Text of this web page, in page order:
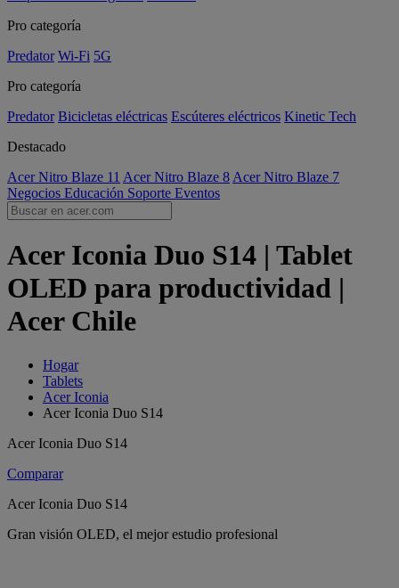
Pro categoría
Predator Wi-Fi 5G
Pro categoría
Predator Bicicletas eléctricas Escúteres eléctricos Kinetic Tech
Destacado
Acer Nitro Blaze 11 Acer Nitro Blaze 8 Acer Nitro Blaze 7
Negocios Educación Soporte Eventos
Acer Iconia Duo S14 | Tablet
OLED para productividad |
Acer Chile
Hogar
Tablets
Acer Iconia
Acer Iconia Duo S14
Acer Iconia Duo S14
Comparar
Acer Iconia Duo S14
Gran visión OLED, el mejor estudio profesional